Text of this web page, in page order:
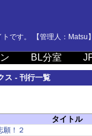
です。 【管理人：Matsu】
BL分室
ス - 刊行一覧
タイトル
願！２